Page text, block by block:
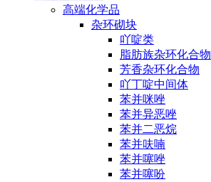
高端化学品
杂环砌块
吖啶类
脂肪族杂环化合物
芳香杂环化合物
吖丁啶中间体
苯并咪唑
苯并异恶唑
苯并二恶烷
苯并呋喃
苯并噻唑
苯并噻吩